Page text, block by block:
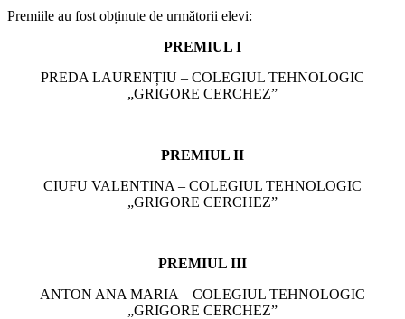
Premiile au fost obținute de următorii elevi:
PREMIUL I
PREDA LAURENȚIU – COLEGIUL TEHNOLOGIC
„GRIGORE CERCHEZ”
PREMIUL II
CIUFU VALENTINA – COLEGIUL TEHNOLOGIC
„GRIGORE CERCHEZ”
PREMIUL III
ANTON ANA MARIA – COLEGIUL TEHNOLOGIC
„GRIGORE CERCHEZ”